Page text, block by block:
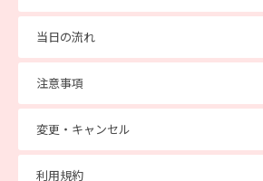
当日の流れ
注意事項
変更・キャンセル
利用規約